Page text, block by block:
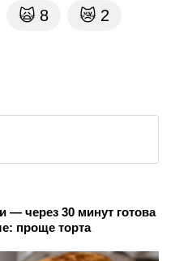
🙀 8 😿 2
— через 30 минут готова
проще торта